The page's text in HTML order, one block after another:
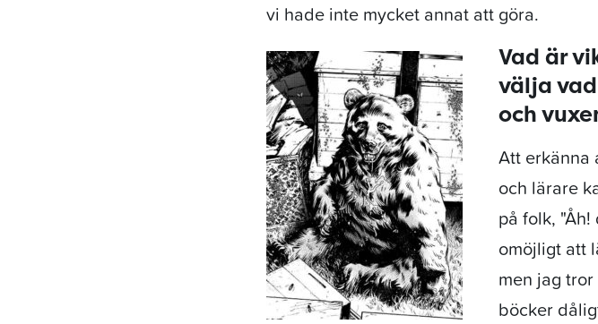
vi hade inte mycket annat att göra.
Vad är
välja
och
Att erkänna
och lärare
på folk, "Åh!
omöjligt att
men jag
böcker